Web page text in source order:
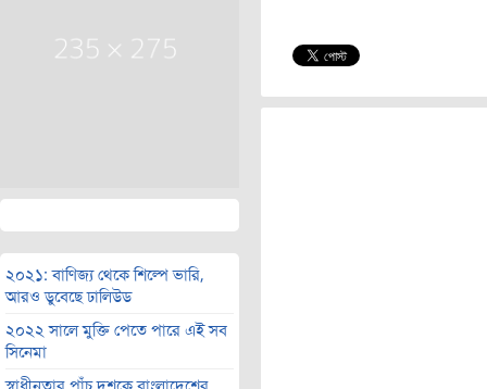
২০২১: বাণিজ্য থেকে শিল্পে ভারি,
আরও ডুবেছে ঢালিউড
২০২২ সালে মুক্তি পেতে পারে এই সব
সিনেমা